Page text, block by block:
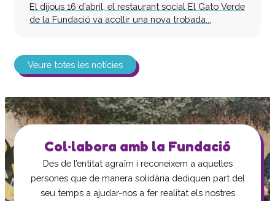
El dijous 16 d’abril, el restaurant social El Gato Verde
de la Fundació va acollir una nova trobada...
Veure totes les notícies
Col·labora amb la Fundació
Des de l’entitat agraïm i reconeixem a aquelles
persones que de manera solidària dediquen part del
seu temps a ajudar-nos a fer realitat els nostres